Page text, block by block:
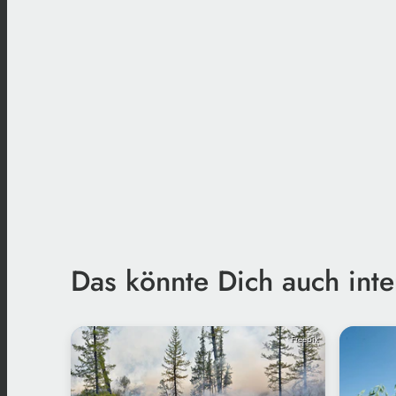
Das könnte Dich auch
Freepik